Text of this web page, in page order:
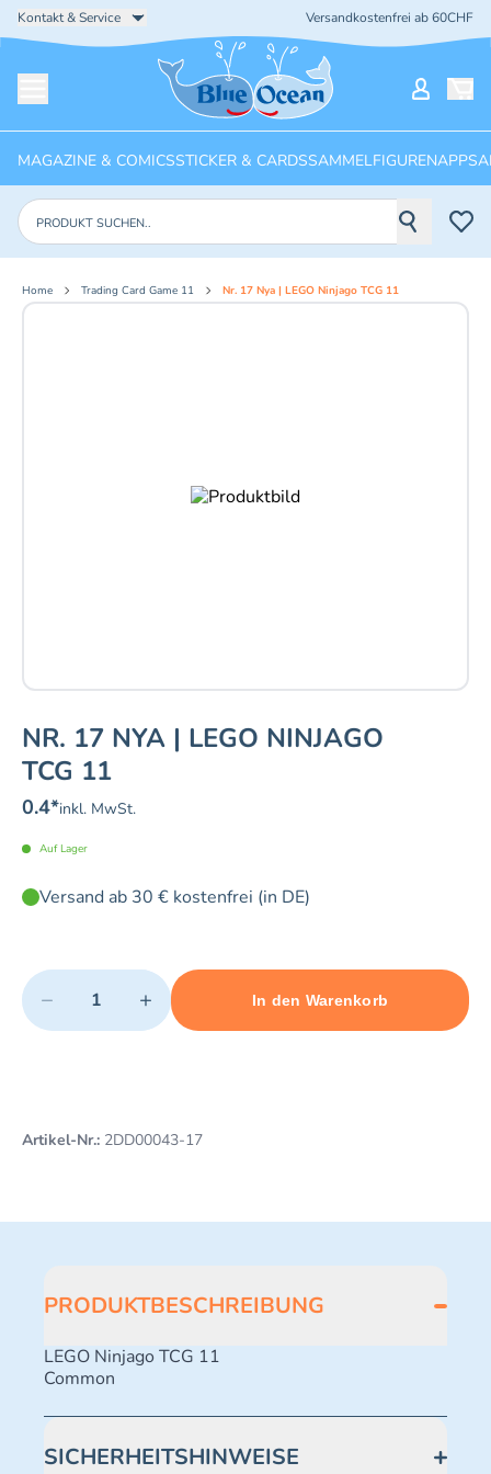
Kontakt & Service Versandkostenfrei ab 60CHF
Startseite
MAGAZINE & COMICSSTICKER & CARDSSAMMELFIGURENAPPS
Produkte suchen
Home Trading Card Game 11 Nr. 17 Nya | LEGO Ninjago TCG 11
NR. 17 NYA | LEGO NINJAGO
TCG 11
0.4*inkl. MwSt.
Auf Lager
Versand ab 30 € kostenfrei (in DE)
Quantity
− +
Minimum quantity: 1 Maximum quantity: 493
In den Warenkorb
Add 1 item to cart
Artikel-Nr.: 2DD00043-17
PRODUKTBESCHREIBUNG
LEGO Ninjago TCG 11
Common
SICHERHEITSHINWEISE